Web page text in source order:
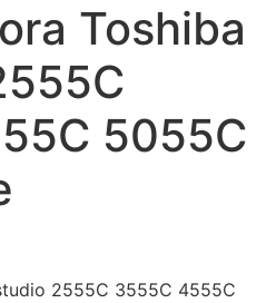
Toshiba
5055C
2555C 3555C 4555C